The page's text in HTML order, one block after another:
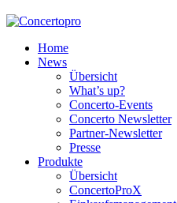
Home
News
Übersicht
What’s up?
Concerto-Events
Concerto Newsletter
Partner-Newsletter
Presse
Produkte
Übersicht
ConcertoProX